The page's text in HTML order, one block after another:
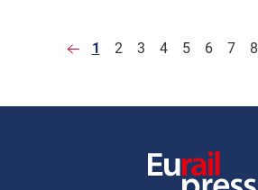
1 2 3 4 5 6 7 8